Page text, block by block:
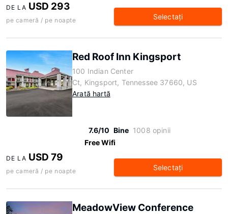
DE LA USD 293
pe cameră / pe noapte Selectaţi
Red Roof Inn Kingsport
100 Indian Center
Ct, Kingsport, Tennessee 37660, US
Arată hartă
7.6/10 Bine 1008 opinii
Free Wifi
DE LA USD 79
pe cameră / pe noapte Selectaţi
MeadowView Conference